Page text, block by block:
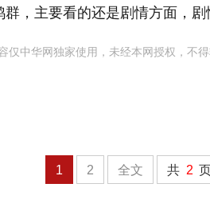
，主要看的还是剧情方面，剧
仅中华网独家使用，未经本网授权，不
1 2 全文 共 2